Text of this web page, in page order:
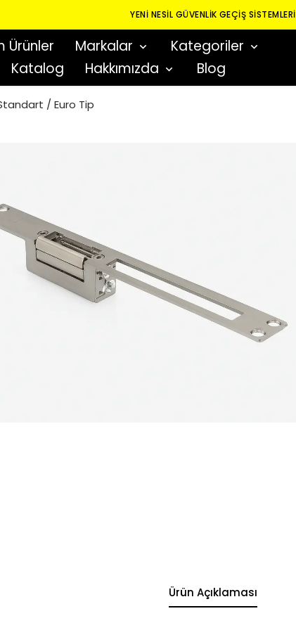
YENI NESIL GÜVENLIK GEÇIŞ SISTEMLERI
Ürünler Markalar
Kategoriler
Katalog Hakkımızda Blog
/ Euro Tip
Ürün Açıklaması